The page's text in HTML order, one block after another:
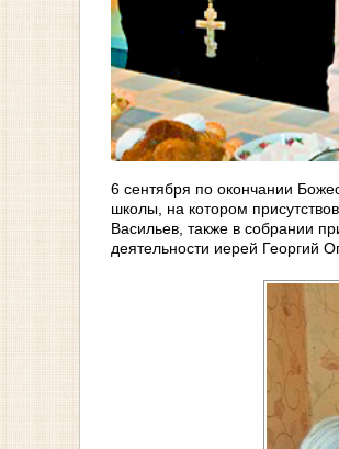
6 сентября по окончании
школы, на котором
Васильев, также в собрании
деятельности иерей Георгий